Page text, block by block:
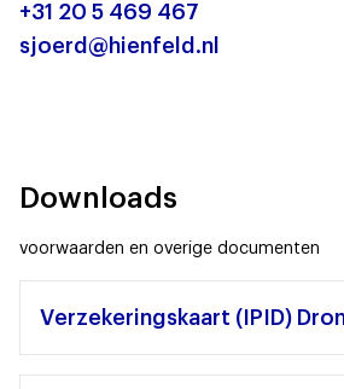
+31 20 5 469 467
sjoerd@hienfeld.nl
Downloads
voorwaarden en overige documenten
Verzekeringskaart (IPID)